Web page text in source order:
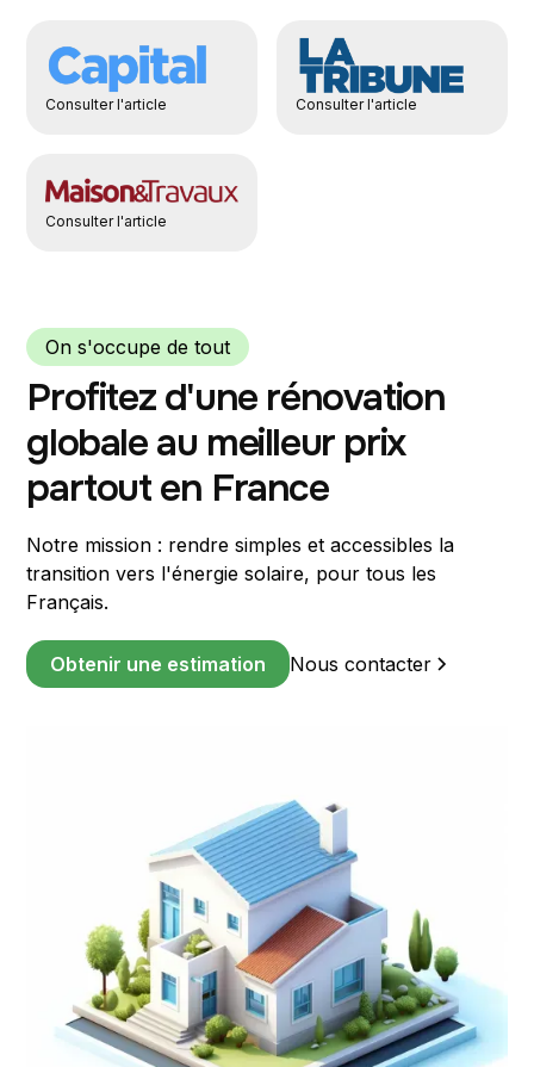
Consulter l'article Consulter l'article
Consulter l'article
On s'occupe de tout
Profitez d'une rénovation
globale au meilleur prix
partout en France
Notre mission : rendre simples et accessibles la
transition vers l'énergie solaire, pour tous les
Français.
Obtenir une estimation Nous contacter